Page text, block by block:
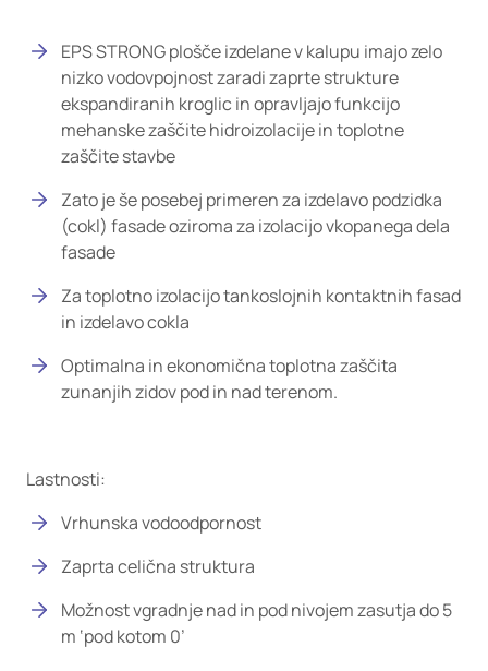
EPS STRONG plošče izdelane v kalupu imajo zelo
nizko vodovpojnost zaradi zaprte strukture
ekspandiranih kroglic in opravljajo funkcijo
mehanske zaščite hidroizolacije in toplotne
zaščite stavbe
Zato je še posebej primeren za izdelavo podzidka
(cokl) fasade oziroma za izolacijo vkopanega dela
fasade
Za toplotno izolacijo tankoslojnih kontaktnih fasad
in izdelavo cokla
Optimalna in ekonomična toplotna zaščita
zunanjih zidov pod in nad terenom.
Lastnosti:
Vrhunska vodoodpornost
Zaprta celična struktura
Možnost vgradnje nad in pod nivojem zasutja do 5
m ‘pod kotom 0’